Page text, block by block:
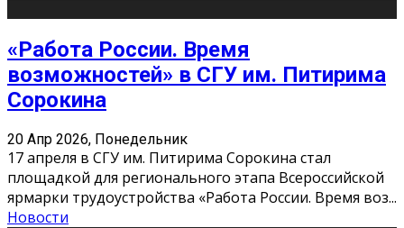
«Работа России. Время
возможностей» в СГУ им. Питирима
Сорокина
20 Апр 2026, Понедельник
17 апреля в СГУ им. Питирима Сорокина стал
площадкой для регионального этапа Всероссийской
ярмарки трудоустройства «Работа России. Время воз...
Новости